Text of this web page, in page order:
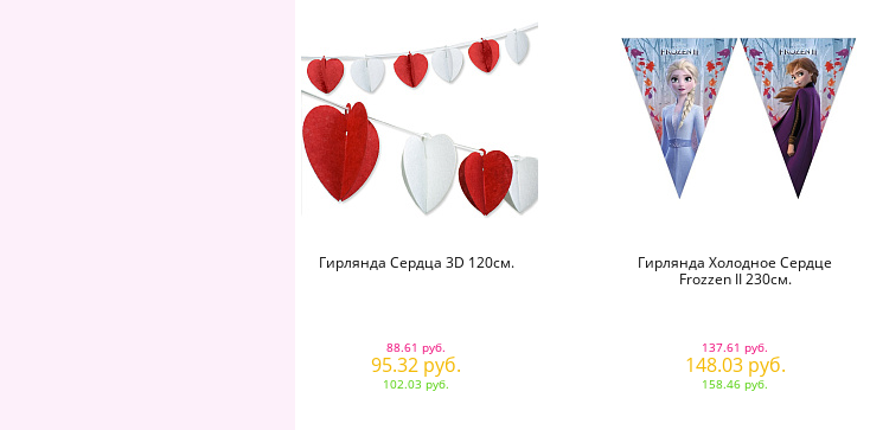
Гирлянда Сердца 3D 120см.
88.61 руб.
95.32 руб.
102.03 руб.
Гирлянда Холодное Сердце
Frozzen II 230см.
137.61 руб.
148.03 руб.
158.46 руб.